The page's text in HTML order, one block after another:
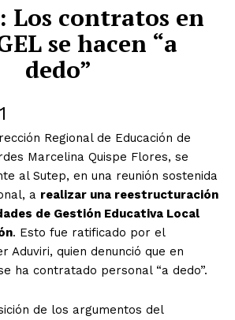
Los contratos en
se hacen “a
dedo”
Regional de Educación de
Marcelina Quispe Flores, se
al Sutep, en una reunión sostenida
a realizar una reestructuración
de Gestión Educativa Local
. Esto fue ratificado por el
Aduviri, quien denunció que en
ha contratado personal “a dedo”.
de los argumentos del